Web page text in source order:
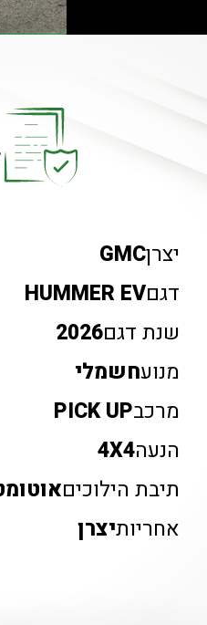
יצרןGMC
דגםHUMMER EV
שנת דגם2026
מנועחשמלי
מרכבPICK UP
הנעה4X4
תיבת הילוכים
אחריותיצרן